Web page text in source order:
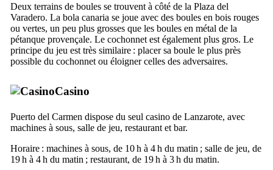
Deux terrains de boules se trouvent à côté de la Plaza del
Varadero. La bola canaria se joue avec des boules en bois rouges
ou vertes, un peu plus grosses que les boules en métal de la
pétanque provençale. Le cochonnet est également plus gros. Le
principe du jeu est très similaire : placer sa boule le plus près
possible du cochonnet ou éloigner celles des adversaires.
Casino
Puerto del Carmen dispose du seul casino de Lanzarote, avec
machines à sous, salle de jeu, restaurant et bar.
Horaire : machines à sous, de 10 h à 4 h du matin ; salle de jeu, de
19 h à 4 h du matin ; restaurant, de 19 h à 3 h du matin.